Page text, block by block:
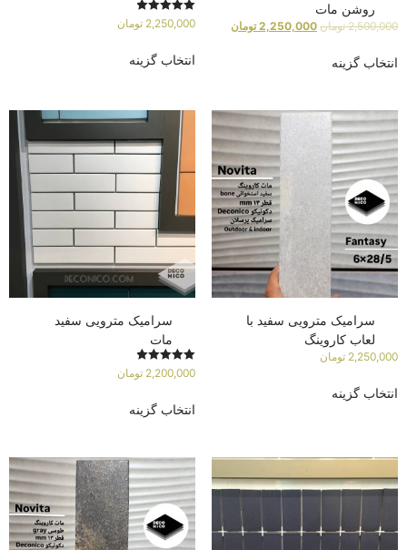
روشن مات
2,500,000 تومان 2,250,000 تومان
انتخاب گزینه
امتیاز
2,250,000 تومان
انتخاب گزینه
سرامیک مترویی سفید با
لعاب کاروینگ
2,250,000 تومان
انتخاب گزینه
سرامیک مترویی سفید
مات
امتیاز
2,200,000 تومان
انتخاب گزینه